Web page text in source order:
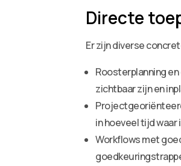
Directe
Er zijn diverse
Roosterplanning
zichtbaar zijn en
in hoeveel tijd
Workflows met